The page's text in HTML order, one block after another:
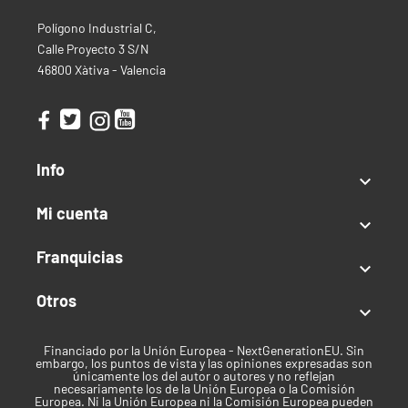
Productos similares a tu Sabroso
Papel para Fumar
En nuestra categoría de
filtros, encontrarás una gran variedad de papeles para
Cogolandia.com te ofrece las mejores productos al
(España) y al +34 641 191 841 (Consultas fuera de
ainfo@cogolandia.com
Tipo
Polígono Industrial C,
Calle Proyecto 3 S/N
46800 Xàtiva - Valencia
Info

Mi cuenta

Franquicias

Otros

Financiado por la Unión Europea - NextGenerationEU. Sin
embargo, los puntos de vista y las opiniones expresadas son
únicamente los del autor o autores y no reflejan
necesariamente los de la Unión Europea o la Comisión
Europea. Ni la Unión Europea ni la Comisión Europea pueden